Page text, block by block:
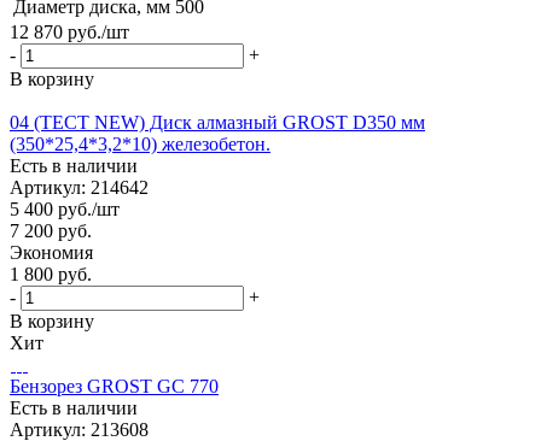
Диаметр диска, мм 500
12 870 руб./шт
-
+
В корзину
04 (ТЕСТ NEW) Диск алмазный GROST D350 мм
(350*25,4*3,2*10) железобетон.
Есть в наличии
Артикул: 214642
5 400 руб./шт
7 200 руб.
Экономия
1 800 руб.
-
+
В корзину
Хит
Бензорез GROST GC 770
Есть в наличии
Артикул: 213608